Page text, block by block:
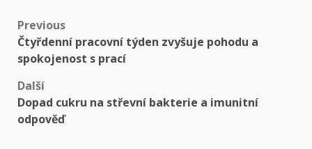
Post
navigation
Previous
Čtyřdenní pracovní týden zvyšuje pohodu a
spokojenost s prací
Další
Dopad cukru na střevní bakterie a imunitní
odpověď